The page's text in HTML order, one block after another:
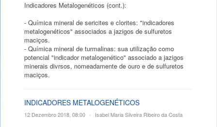
Indicadores Metalogenéticos (cont.):
- Química mineral de sericites e clorites: "indicadores
metalogenéticos" associados a jazigos de sulfuretos
maciços.
- Química mineral de turmalinas: sua utilização como
potencial "indicador metalogenético" associado a jazigos
minerais divrsos, nomeadamente de ouro e de sulfuretos
maciços.
INDICADORES METALOGENÉTICOS
12 Dezembro 2018, 08:00 • Isabel Maria Silveira Ribeiro da Costa